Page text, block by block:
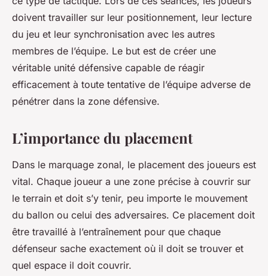
doivent travailler sur leur positionnement, leur lecture
du jeu et leur synchronisation avec les autres
membres de l’équipe. Le but est de créer une
véritable unité défensive capable de réagir
efficacement à toute tentative de l’équipe adverse de
pénétrer dans la zone défensive.
L’importance du placement
Dans le marquage zonal, le placement des joueurs est
vital. Chaque joueur a une zone précise à couvrir sur
le terrain et doit s’y tenir, peu importe le mouvement
du ballon ou celui des adversaires. Ce placement doit
être travaillé à l’entraînement pour que chaque
défenseur sache exactement où il doit se trouver et
quel espace il doit couvrir.